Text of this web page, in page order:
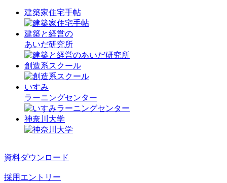
建築家住宅手帖
建築と経営の
あいだ研究所
創造系スクール
いすみ
ラーニングセンター
神奈川大学
資料ダウンロード
採用エントリー